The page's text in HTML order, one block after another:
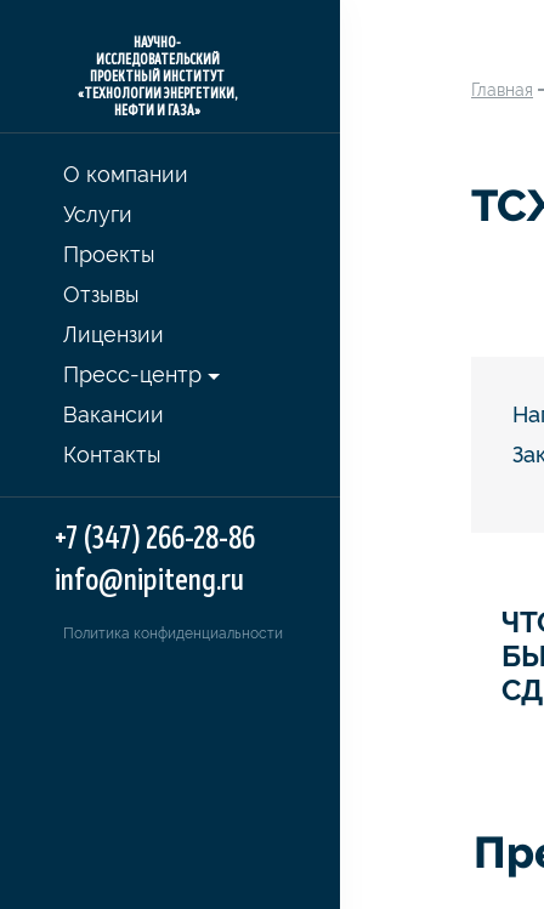
НАУЧНО-
ИССЛЕДОВАТЕЛЬСКИЙ
ПРОЕКТНЫЙ ИНСТИТУТ
«ТЕХНОЛОГИИ ЭНЕРГЕТИКИ,
НЕФТИ И ГАЗА»
О компании
Услуги
Проекты
Отзывы
Лицензии
Пресс-центр
Вакансии
Контакты
+7 (347) 266-28-86
info@nipiteng.ru
Политика конфиденциальности
Главная